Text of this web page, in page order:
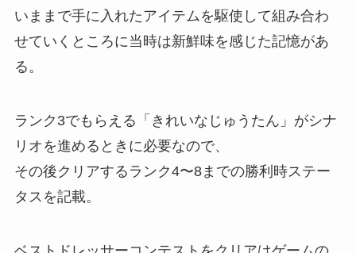
いままで手に入れたアイテムを駆使して組み合わ
せていくところに当時は新鮮味を感じた記憶があ
る。
ランク3でもらえる「きれいなじゅうたん」がシナ
リオを進めるときに必要なので、
その後クリアするランク4〜8までの勝利時ステー
タスを記載。